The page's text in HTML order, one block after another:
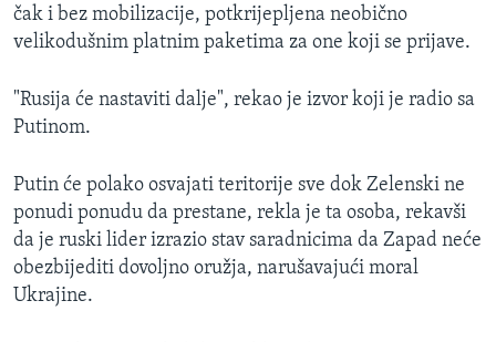
čak i bez mobilizacije, potkrijepljena neobično
velikodušnim platnim paketima za one koji se prijave.
"Rusija će nastaviti dalje", rekao je izvor koji je radio sa
Putinom.
Putin će polako osvajati teritorije sve dok Zelenski ne
ponudi ponudu da prestane, rekla je ta osoba, rekavši
da je ruski lider izrazio stav saradnicima da Zapad neće
obezbijediti dovoljno oružja, narušavajući moral
Ukrajine.